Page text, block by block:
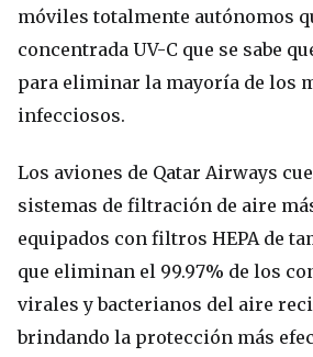
móviles totalmente autónomos
concentrada UV-C que se sabe
para eliminar la mayoría de los
infecciosos.
Los aviones de Qatar Airways
sistemas de filtración de aire
equipados con filtros HEPA de
que eliminan el 99.97% de los
virales y bacterianos del aire
brindando la protección más